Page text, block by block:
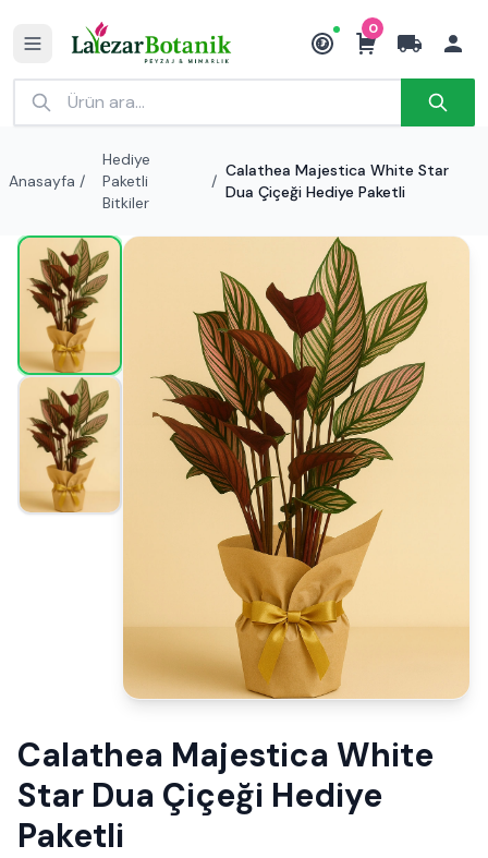
₺
0
Anasayfa /
Hediye
Paketli
Bitkiler
/
Calathea Majestica White Star
Dua Çiçeği Hediye Paketli
Calathea Majestica White
Star Dua Çiçeği Hediye
Paketli